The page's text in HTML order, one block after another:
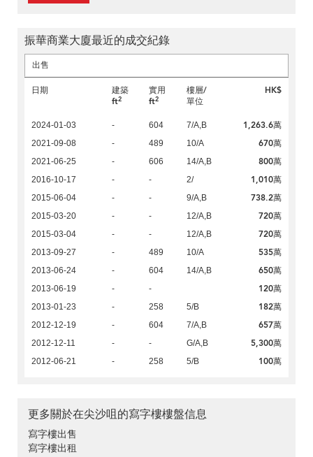
振華商業大廈最近的成交紀錄
出售
日期
建築
ft2
實用
ft2
樓層/
單位
HK$
2024-01-03 - 604 7/A,B 1,263.6萬
2021-09-08 - 489 10/A 670萬
2021-06-25 - 606 14/A,B 800萬
2016-10-17 - - 2/ 1,010萬
2015-06-04 - - 9/A,B 738.2萬
2015-03-20 - - 12/A,B 720萬
2015-03-04 - - 12/A,B 720萬
2013-09-27 - 489 10/A 535萬
2013-06-24 - 604 14/A,B 650萬
2013-06-19 - - 120萬
2013-01-23 - 258 5/B 182萬
2012-12-19 - 604 7/A,B 657萬
2012-12-11 - - G/A,B 5,300萬
2012-06-21 - 258 5/B 100萬
更多關於在尖沙咀的寫字樓樓盤信息
寫字樓出售
寫字樓出租